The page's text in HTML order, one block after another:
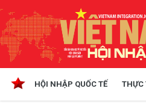
HỘI NHẬP QUỐC TẾ THỰC